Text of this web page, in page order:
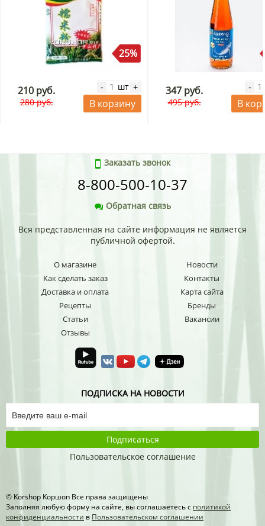
25%
210 руб.
280 руб.
- шт +
В корзину
347 руб.
495 руб.
-
В
Заказать звонок
8-800-500-10-37
Обратная связь
Вся представленная на сайте информация не является
публичной офертой.
О магазине
Как сделать заказ
Доставка и оплата
Рецепты
Статьи
Отзывы
Новости
Контакты
Карта сайта
Бренды
Вакансии
ПОДПИСКА НА НОВОСТИ
Подписаться
Пользовательское соглашение
© Korshop Koршоп Все права защищены
Заполняя любую форму на сайте, вы соглашаетесь с политикой
конфиденциальности в Пользовательском соглашении